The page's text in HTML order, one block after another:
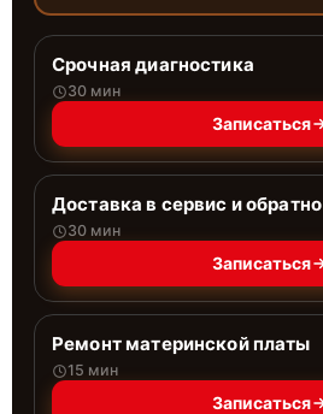
Срочная диагностика
30 мин
Записаться
Доставка в сервис и обратно
30 мин
Записаться
Ремонт материнской платы
15 мин
Записаться